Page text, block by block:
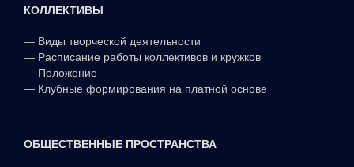
КОЛЛЕКТИВЫ
— Виды творческой деятельности
— Расписание работы коллективов и кружков
— Положение
— Клубные формирования на платной основе
ОБЩЕСТВЕННЫЕ ПРОСТРАНСТВА